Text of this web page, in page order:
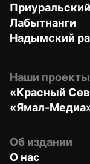
Лабытнанги
Надымский
Наши проекты
«Красный
«Ямал-
Об издании
О нас